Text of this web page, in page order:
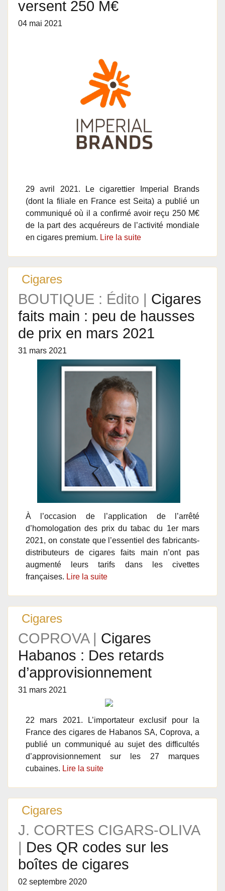
versent 250 M€
04 mai 2021
29 avril 2021. Le cigarettier Imperial Brands
(dont la filiale en France est Seita) a publié un
communiqué où il a confirmé avoir reçu 250 M€
de la part des acquéreurs de l’activité mondiale
en cigares premium. Lire la suite
Cigares
BOUTIQUE : Édito | Cigares
faits main : peu de hausses
de prix en mars 2021
31 mars 2021
À l’occasion de l’application de l’arrêté
d’homologation des prix du tabac du 1er mars
2021, on constate que l’essentiel des fabricants-
distributeurs de cigares faits main n’ont pas
augmenté leurs tarifs dans les civettes
françaises. Lire la suite
Cigares
COPROVA | Cigares
Habanos : Des retards
d’approvisionnement
31 mars 2021
22 mars 2021. L’importateur exclusif pour la
France des cigares de Habanos SA, Coprova, a
publié un communiqué au sujet des difficultés
d’approvisionnement sur les 27 marques
cubaines. Lire la suite
Cigares
J. CORTES CIGARS-OLIVA
Des QR codes sur les
boîtes de cigares
02 septembre 2020